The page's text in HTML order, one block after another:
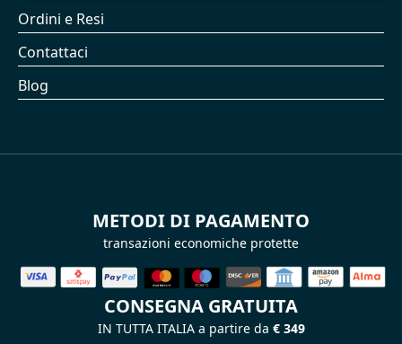
Ordini e Resi
Contattaci
Blog
METODI DI PAGAMENTO
transazioni economiche protette
CONSEGNA GRATUITA
IN TUTTA ITALIA a partire da € 349